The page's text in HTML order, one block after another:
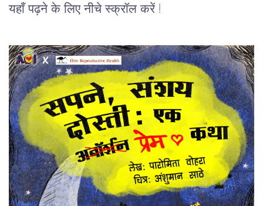
यहाँ पढ़ने के लिए नीचे स्क्रॉल करें !